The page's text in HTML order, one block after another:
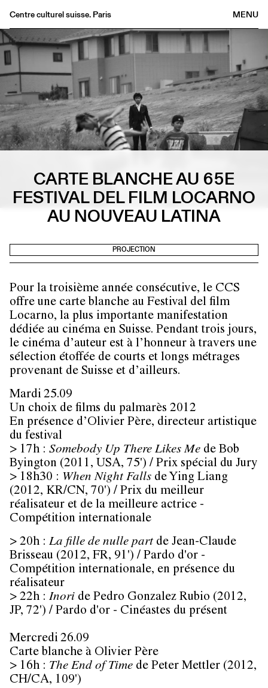
MENU
Centre culturel suisse. Paris
Agenda
Bookshop
Buvette
Archives
Medias
Publications
About
ENCARTE BLANCHE AU 65E
FESTIVAL DEL FILM LOCARNO
AU NOUVEAU LATINA
PROJECTION
Pour la troisième année consécutive, le CCS
offre une carte blanche au Festival del film
Locarno, la plus importante manifestation
dédiée au cinéma en Suisse. Pendant trois jours,
le cinéma d’auteur est à l’honneur à travers une
sélection étoffée de courts et longs métrages
provenant de Suisse et d’ailleurs.
Mardi 25.09
Un choix de films du palmarès 2012
En présence d’Olivier Père, directeur artistique
du festival
> 17h : Somebody Up There Likes Me de Bob
Byington (2011, USA, 75') / Prix spécial du Jury
> 18h30 : When Night Falls de Ying Liang
(2012, KR/CN, 70') / Prix du meilleur
réalisateur et de la meilleure actrice -
Compétition internationale
> 20h : La fille de nulle part de Jean-Claude
Brisseau (2012, FR, 91') / Pardo d'or -
Compétition internationale, en présence du
réalisateur
> 22h : Inori de Pedro Gonzalez Rubio (2012,
JP, 72') / Pardo d'or - Cinéastes du présent
Mercredi 26.09
Carte blanche à Olivier Père
> 16h : The End of Time de Peter Mettler (2012,
CH/CA, 109')